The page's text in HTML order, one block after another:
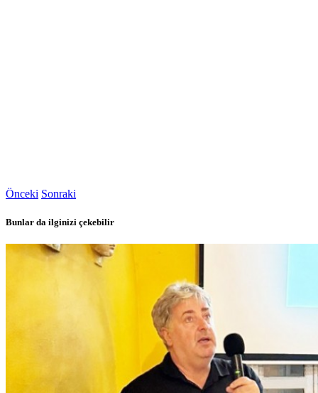
Önceki Sonraki
Bunlar da ilginizi çekebilir